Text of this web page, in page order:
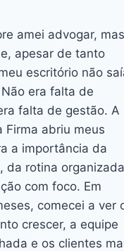
amei advogar, mas
apesar de tanto
escritório não
era falta de
falta de gestão. A
Firma abriu meus
a importância da
da rotina
com foco. Em
comecei a ver
crescer, a equipe
e os clientes